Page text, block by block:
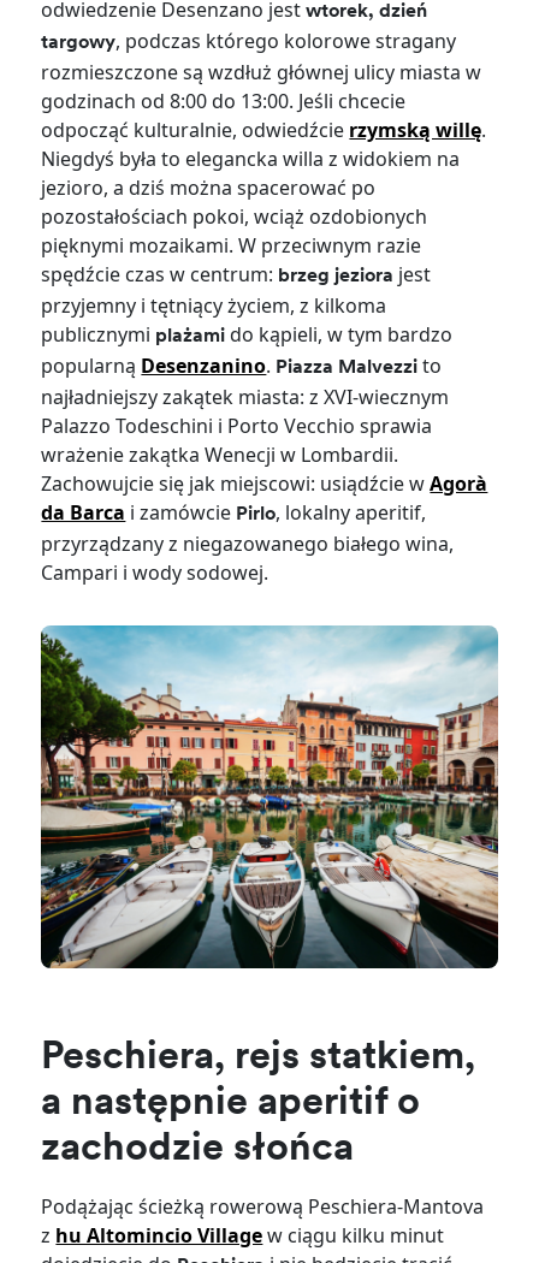
odwiedzenie Desenzano jestwtorek, dzień
targowy, podczas którego kolorowe stragany
rozmieszczone są wzdłuż głównej ulicy miasta w
godzinach od 8:00 do 13:00. Jeśli chcecie
odpocząć kulturalnie, odwiedźcie rzymską willę.
Niegdyś była to elegancka willa z widokiem na
jezioro, a dziś można spacerować po
pozostałościach pokoi, wciąż ozdobionych
pięknymi mozaikami. W przeciwnym razie
spędźcie czas w centrum: brzeg jeziora jest
przyjemny i tętniący życiem, z kilkoma
publicznymi plażami do kąpieli, w tym bardzo
popularną Desenzanino. Piazza Malvezzi to
najładniejszy zakątek miasta: z XVI-wiecznym
Palazzo Todeschini i Porto Vecchio sprawia
wrażenie zakątka Wenecji w Lombardii.
Zachowujcie się jak miejscowi: usiądźcie wAgorà
da Barca i zamówcie Pirlo, lokalny aperitif,
przyrządzany z niegazowanego białego wina,
Campari i wody sodowej.
Peschiera, rejs statkiem,
a następnie aperitif o
zachodzie słońca
Podążając ścieżką rowerową Peschiera-Mantova
z hu Altomincio Villagew ciągu kilku minut